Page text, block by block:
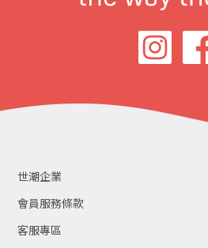
世潮企業
會員服務條款
客服專區